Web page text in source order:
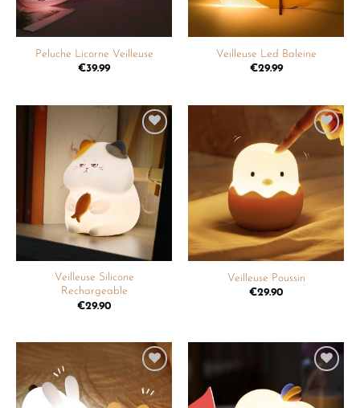
Peluche Licorne Veilleuse
€39.99
Veilleuse Led Baleine
€29.99
Ajouter
liste de
souhaits
Veilleuse Silicone
Rechargeable
€29.90
souhaits
Veilleuse Poussin
€29.90
Ajouter
à la
liste de
Ajouter
à la
liste de